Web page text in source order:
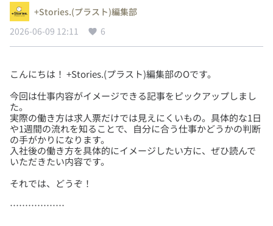
+Stories.(プラスト)編集部
2026-06-09 12:11
6
今回は仕事内容がイメージできる記事をピックアップしまし
た。
実際の働き方は求人票だけでは見えにくいもの。具体的な1日
や1週間の流れを知ることで、自分に合う仕事かどうかの判断
の手がかりになります。
入社後の働き方を具体的にイメージしたい方に、ぜひ読んで